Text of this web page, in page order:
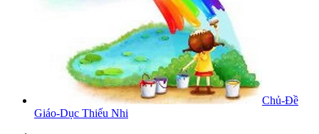
Chủ-Đề
Giáo-Dục Thiếu Nhi